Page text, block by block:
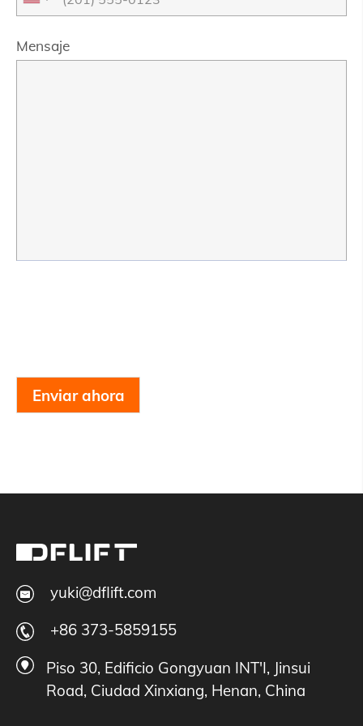
Mensaje
Enviar ahora
yuki@dflift.com
+86 373-5859155
Piso 30, Edificio Gongyuan INT'I, Jinsui
Road, Ciudad Xinxiang, Henan, China